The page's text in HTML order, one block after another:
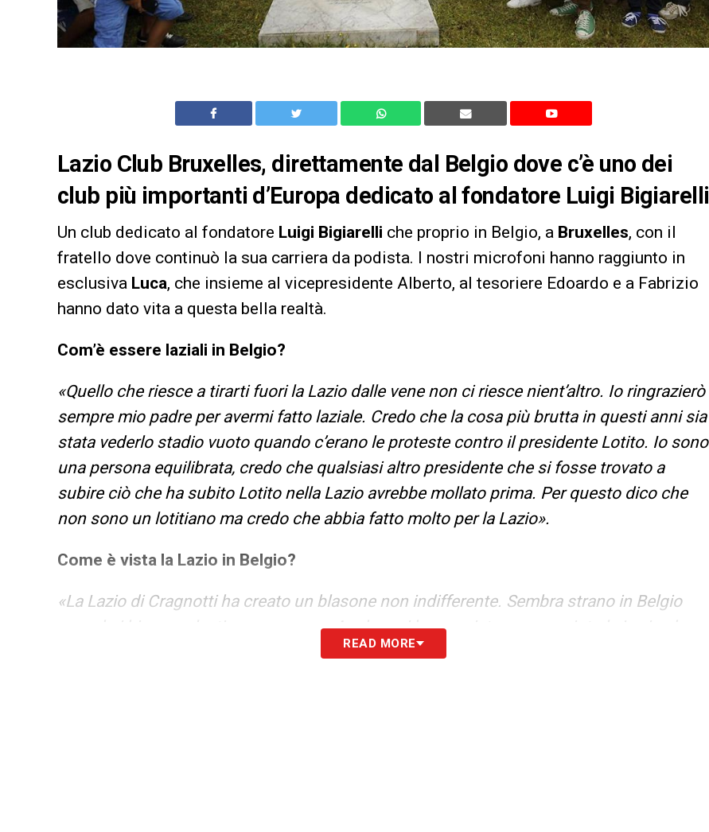
Lazio Club Bruxelles, direttamente dal Belgio dove c’è uno dei
club più importanti d’Europa dedicato al fondatore Luigi Bigiarelli
Un club dedicato al fondatore Luigi Bigiarelli che proprio in Belgio, a Bruxelles, con il
fratello dove continuò la sua carriera da podista. I nostri microfoni hanno raggiunto in
esclusiva Luca, che insieme al vicepresidente Alberto, al tesoriere Edoardo e a Fabrizio
hanno dato vita a questa bella realtà.
Com’è essere laziali in Belgio?
«Quello che riesce a tirarti fuori la Lazio dalle vene non ci riesce nient’altro. Io ringrazierò
sempre mio padre per avermi fatto laziale. Credo che la cosa più brutta in questi anni sia
stata vederlo stadio vuoto quando c’erano le proteste contro il presidente Lotito. Io sono
una persona equilibrata, credo che qualsiasi altro presidente che si fosse trovato a
subire ciò che ha subito Lotito nella Lazio avrebbe mollato prima. Per questo dico che
non sono un lotitiano ma credo che abbia fatto molto per la Lazio».
Come è vista la Lazio in Belgio?
«La Lazio di Cragnotti ha creato un blasone non indifferente. Sembra strano in Belgio
quando i biancocelesti non vengono. Anche qui hanno visto e conosciuto la Lazio che
dominava, gli anni 2000 come confermato le parole di Ferguson quando fu battuto con il
READ MORE